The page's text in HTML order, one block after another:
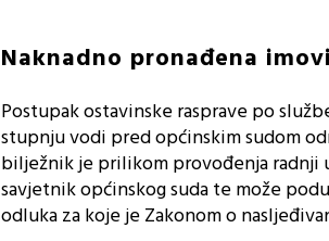
Naknadno pronađena
Postupak ostavinske rasprave po
stupnju vodi pred općinskim sudom
bilježnik je prilikom provođenja radnji
savjetnik općinskog suda te može
odluka za koje je Zakonom o